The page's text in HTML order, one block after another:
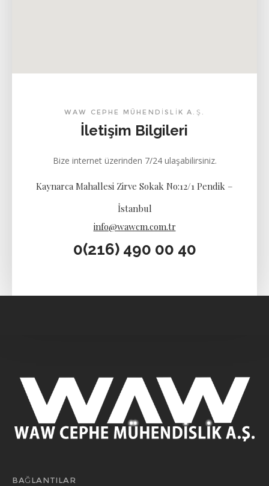
WAW CEPHE MÜHENDİSLİK A.Ş.
İletişim Bilgileri
Bize internet üzerinden 7/24 ulaşabilirsiniz.
Kaynarca Mahallesi Zirve Sokak No:12/1 Pendik –
İstanbul
info@wawcm.com.tr
0(216) 490 00 40‬
BAĞLANTILAR